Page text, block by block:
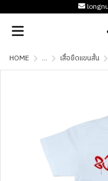
HOME ... เสื้อยืดแขนสั้น